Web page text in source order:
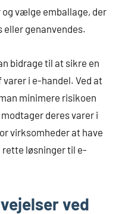
vælge emballage, der
genanvendes.
bidrage til at sikre en
i e-handel. Ved at
minimere risikoen
deres varer i
virksomheder at have
rette løsninger til e-
ved